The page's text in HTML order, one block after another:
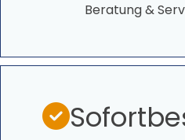
Beratung &